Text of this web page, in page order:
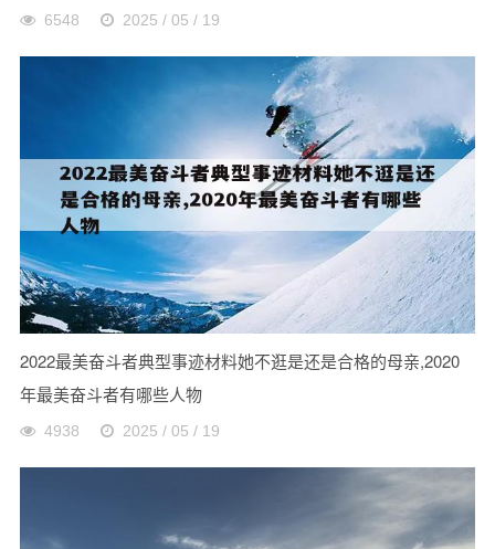
6548 2025 / 05 / 19
2022最美奋斗者典型事迹材料她不逛是还是合格的母亲,2020
年最美奋斗者有哪些人物
4938 2025 / 05 / 19